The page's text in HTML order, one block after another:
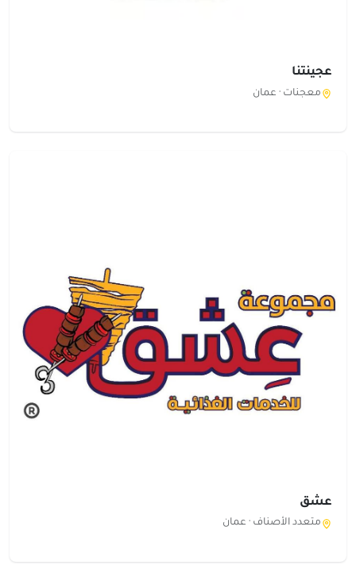
عجينتنا
معجنات · عمان
عشق
متعدد الأصناف · عمان